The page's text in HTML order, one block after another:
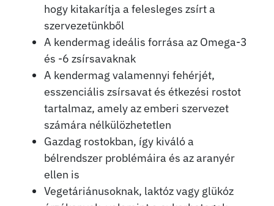
hogy kitakarítja a felesleges zsírt a
szervezetünkből
A kendermag ideális forrása az Omega-3
és -6 zsírsavaknak
A kendermag valamennyi fehérjét,
esszenciális zsírsavat és étkezési rostot
tartalmaz, amely az emberi szervezet
számára nélkülözhetetlen
Gazdag rostokban, így kiváló a
bélrendszer problémáira és az aranyér
ellen is
Vegetáriánusoknak, laktóz vagy glükóz